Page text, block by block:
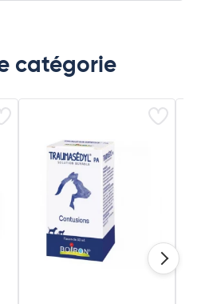
catégorie